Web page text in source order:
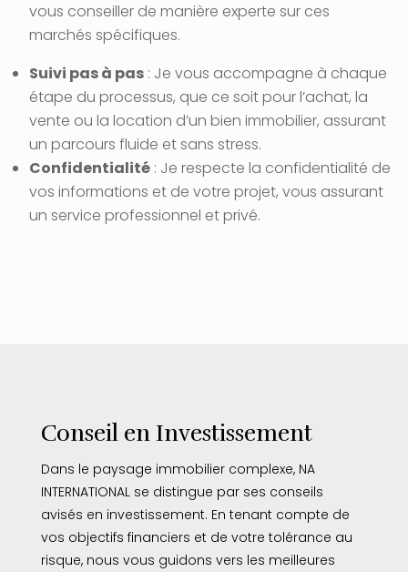
vous conseiller de manière experte sur ces
marchés spécifiques.
Suivi pas à pas: Je vous accompagne à chaque
étape du processus, que ce soit pour l’achat, la
vente ou la location d’un bien immobilier, assurant
un parcours fluide et sans stress.
Confidentialité: Je respecte la confidentialité de
vos informations et de votre projet, vous assurant
un service professionnel et privé.
Conseil en Investissement
Dans le paysage immobilier complexe, NA
INTERNATIONAL se distingue par ses conseils
avisés en investissement. En tenant compte de
vos objectifs financiers et de votre tolérance au
risque, nous vous guidons vers les meilleures